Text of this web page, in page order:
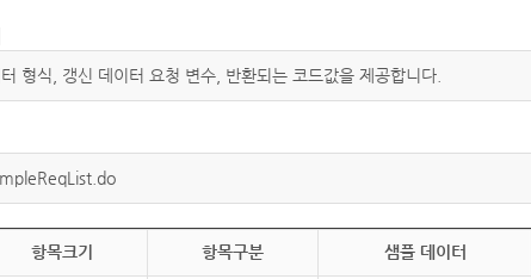
형식, 갱신 데이터 요청 변수, 반환되는 코드값을 제공합니다.
항목크기 항목구분 샘플 데이터